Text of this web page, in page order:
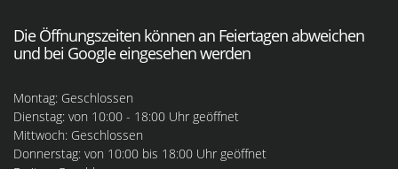
Die Öffnungszeiten können an Feiertagen abweichen
und bei Google eingesehen werden
Montag: Geschlossen
Dienstag: von 10:00 - 18:00 Uhr geöffnet
Mittwoch: Geschlossen
Donnerstag: von 10:00 bis 18:00 Uhr geöffnet